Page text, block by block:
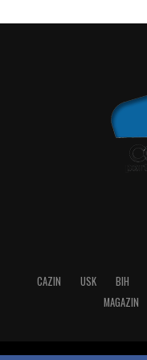
CAZIN USK BIH
MAGAZIN